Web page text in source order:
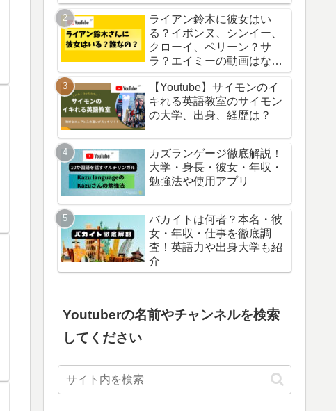
ライアン鈴木に彼女はい
る？イボンヌ、シンイー、
クローイ、ペリーン？サ
ラ？エイミーの動画はなぜ
削除？
【Youtube】サイモンのイ
キれる英語教室のサイモン
の大学、出身、経歴は？
カズランゲージ徹底解説！
大学・身長・彼女・年収・
勉強法や使用アプリ
バカイトは何者？本名・彼
女・年収・仕事を徹底調
査！英語力や出身大学も紹
介
Youtuberの名前やチャンネルを検索
してください